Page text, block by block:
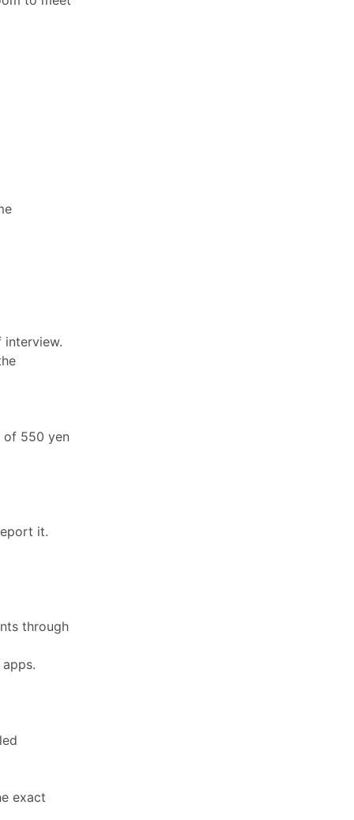
of 550 yen
it.
through
exact